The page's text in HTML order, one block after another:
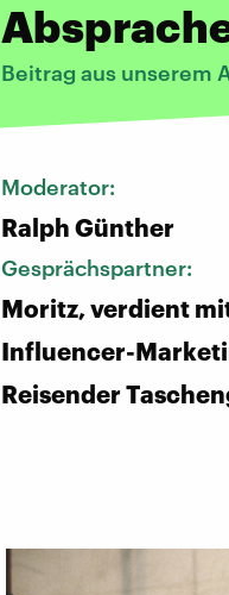
Beitrag aus unserem
Moderator:
Ralph Günther
Gesprächspartner:
Moritz, verdient
Influencer-
Reisender